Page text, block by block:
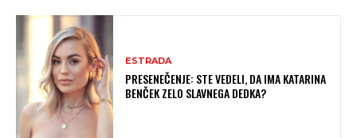
ESTRADA
PRESENEČENJE: STE VEDELI, DA IMA KATARINA
BENČEK ZELO SLAVNEGA DEDKA?